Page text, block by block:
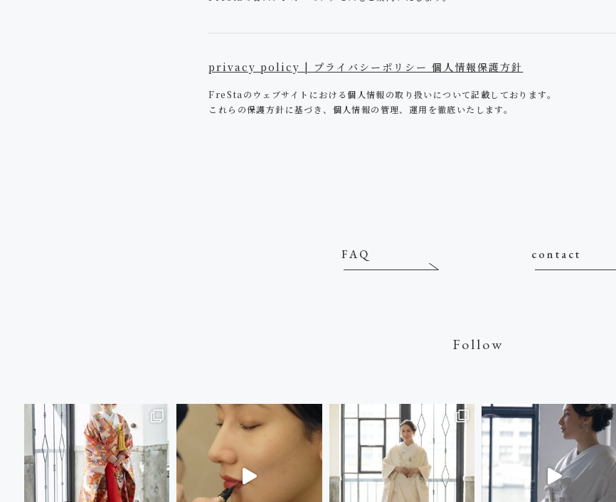
privacy policy | プライバシーポリシー 個人情報保護方針
FreStaのウェブサイトにおける個人情報の取り扱いについて記載しております。
これらの保護方針に基づき、個人情報の管理、運用を徹底いたします。
FAQ contact
Follow